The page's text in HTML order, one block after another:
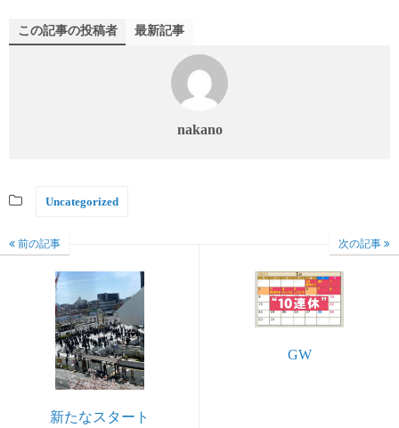
この記事の投稿者 最新記事
nakano
Uncategorized
前の記事
新たなスタート
次の記事
GW